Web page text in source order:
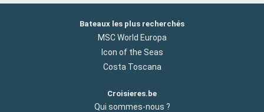
Bateaux les plus recherchés
MSC World Europa
Icon of the Seas
Costa Toscana
Croisieres.be
Qui sommes-nous ?